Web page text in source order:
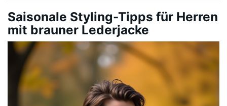
Saisonale Styling-Tipps für Herren
mit brauner Lederjacke